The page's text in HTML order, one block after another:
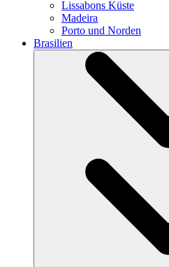
Lissabons Küste
Madeira
Porto und Norden
Brasilien